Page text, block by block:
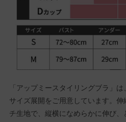
「アップミースタイリングブラ」
サイズ展開をご用意しています。
チ生地で、縦横になめらかに伸び